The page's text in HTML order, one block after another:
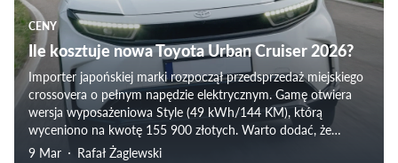
CENY
Ile kosztuje nowa Toyota Urban Cruiser 2026?
Importer japońskiej marki rozpoczął przedsprzedaż miejskiego
crossovera o pełnym napędzie elektrycznym. Gamę otwiera
wersja wyposażeniowa Style (49 kWh/144 KM), którą
wyceniono na kwotę 155 900 złotych. Warto dodać, że
siostrzanym modelem Toyoty Urban Cruiser jest „Suzuki e
9 Mar Rafał Żaglewski